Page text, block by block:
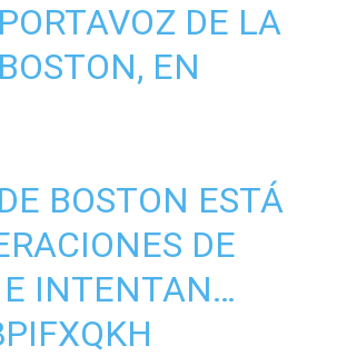
DE LA
EN
BOSTON ESTÁ
DE
E INTENTAN…